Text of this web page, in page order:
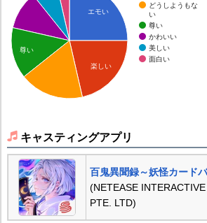
どうしようもな
い
尊い
かわいい
美しい
面白い
エモい
楽しい
尊い
キャスティングアプリ
百鬼異聞録～妖怪カード
(NETEASE
PTE. LTD)